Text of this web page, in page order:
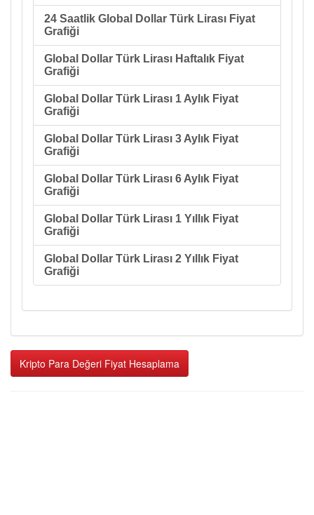
24 Saatlik Global Dollar Türk Lirası Fiyat
Grafiği
Global Dollar Türk Lirası Haftalık Fiyat
Grafiği
Global Dollar Türk Lirası 1 Aylık Fiyat
Grafiği
Global Dollar Türk Lirası 3 Aylık Fiyat
Grafiği
Global Dollar Türk Lirası 6 Aylık Fiyat
Grafiği
Global Dollar Türk Lirası 1 Yıllık Fiyat
Grafiği
Global Dollar Türk Lirası 2 Yıllık Fiyat
Grafiği
Kripto Para Değeri Fiyat Hesaplama